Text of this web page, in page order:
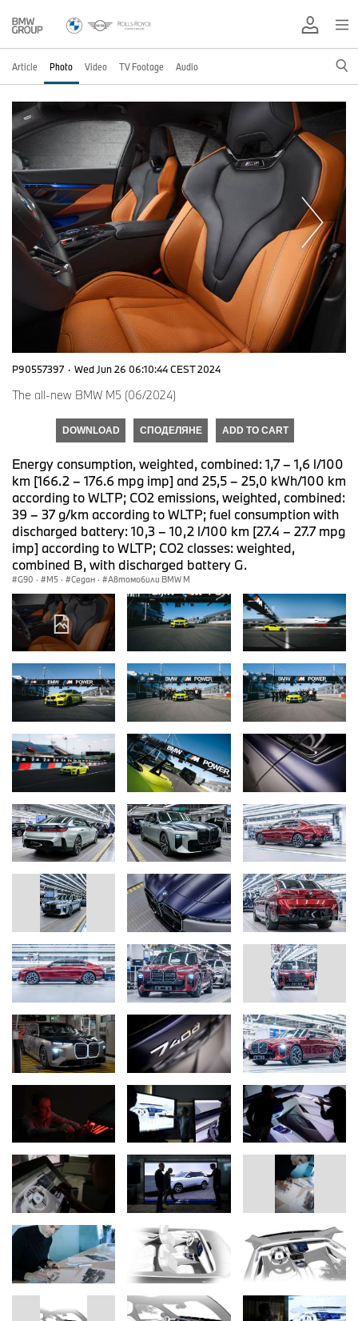
Article Photo Video TV Footage Audio
P90557397 · Wed Jun 26 06:10:44 CEST 2024
The all-new BMW M5 (06/2024)
DOWNLOAD СПОДЕЛЯНЕ ADD TO CART
Energy consumption, weighted, combined: 1,7 – 1,6 l/100
km [166.2 – 176.6 mpg imp] and 25,5 – 25,0 kWh/100 km
according to WLTP; CO2 emissions, weighted, combined:
39 – 37 g/km according to WLTP; fuel consumption with
discharged battery: 10,3 – 10,2 l/100 km [27.4 – 27.7 mpg
imp] according to WLTP; CO2 classes: weighted,
combined B, with discharged battery G.
G90 · M5 · Седан · Автомобили BMW M